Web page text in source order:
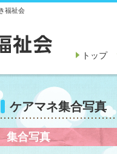
福祉会
トップ
ケアマネ集合写真
集合写真